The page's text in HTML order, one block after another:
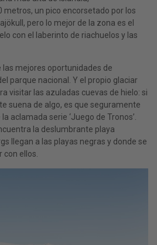
metros, un pico encorsetado por los
pero lo mejor de la zona es el
con el laberinto de riachuelos y las
mejores oportunidades de
parque nacional. Y el propio glaciar
visitar las azuladas cuevas de hielo: si
suena de algo, es que seguramente
aclamada serie ‘Juego de Tronos’.
la deslumbrante playa
llegan a las playas negras y donde se
ellos.